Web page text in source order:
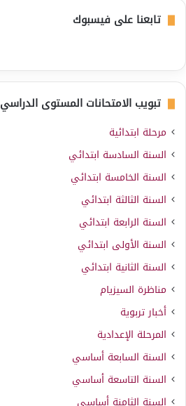
تابعنا على فيسبوك
تبويب الامتحانات المستوى الدراسي
مرحلة ابتدائية
السنة السادسة ابتدائي
السنة الخامسة ابتدائي
السنة الثالثة ابتدائي
السنة الرابعة ابتدائي
السنة الأولى ابتدائي
السنة الثانية ابتدائي
مناظرة السيزيام
أخبار تربوية
المرحلة الإعدادية
السنة السابعة أساسي
السنة التاسعة أساسي